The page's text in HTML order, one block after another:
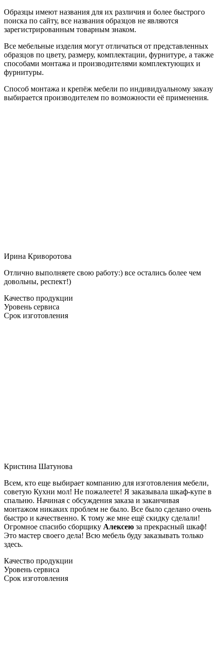
Образцы имеют названия для их различия и более быстрого
поиска по сайту, все названия образцов не являются
зарегистрированным товарным знаком.
Все мебельные изделия могут отличаться от представленных
образцов по цвету, размеру, комплектации, фурнитуре, а также
способами монтажа и производителями комплектующих и
фурнитуры.
Способ монтажа и крепёж мебели по индивидуальному заказу
выбирается производителем по возможности её применения.
Ирина Криворотова
Отлично выполняете свою работу:) все остались более чем
довольны, респект!)
Качество продукции
Уровень сервиса
Срок изготовления
Кристина Шатунова
Всем, кто еще выбирает компанию для изготовления мебели,
советую Кухни мол! Не пожалеете! Я заказывала шкаф-купе в
спальню. Начиная с обсуждения заказа и заканчивая
монтажом никаких проблем не было. Все было сделано очень
быстро и качественно. К тому же мне ещё скидку сделали!
Огромное спасибо сборщику Алексею за прекрасный шкаф!
Это мастер своего дела! Всю мебель буду заказывать только
здесь.
Качество продукции
Уровень сервиса
Срок изготовления